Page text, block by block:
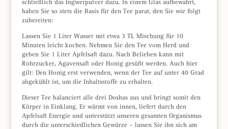
schließlich das Ingwerpulver dazu. In einem Glas aufbewahrt,
haben Sie so stets die Basis für den Tee parat, den Sie wie folgt
zubereiten:
Lassen Sie 1 Liter Wasser mit etwa 3 TL Mischung für 10
Minuten leicht kochen. Nehmen Sie den Tee vom Herd und
geben Sie 1 Liter Apfelsaft dazu. Nach Belieben kann mit
Rohrzucker, Agavensaft oder Honig gesüßt werden. Auch hier
gilt: Den Honig erst verwenden, wenn der Tee auf unter 40 Grad
abgekühlt ist, um die Inhaltsstoffe zu erhalten.
Dieser Tee balanciert alle drei Doshas aus und bringt somit den
Körper in Einklang. Er wärmt von innen, liefert durch den
Apfelsaft Energie und unterstützt unseren gesamten Organismus
durch die unterschiedlichen Gewürze – lassen Sie ihn sich am